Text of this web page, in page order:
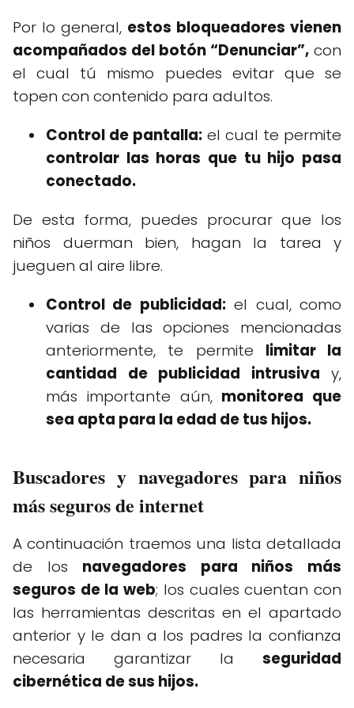
Por lo general, estos bloqueadores vienen
acompañados del botón “Denunciar”, con
el cual tú mismo puedes evitar que se
topen con contenido para adultos.
Control de pantalla: el cual te permite
controlar las horas que tu hijo pasa
conectado.
De esta forma, puedes procurar que los
niños duerman bien, hagan la tarea y
jueguen al aire libre.
Control de publicidad:el cual, como
varias de las opciones mencionadas
anteriormente, te permite limitar la
cantidad de publicidad intrusiva y,
más importante aún, monitorea que
sea apta para la edad de tus hijos.
Buscadores y navegadores para niños
más seguros de internet
A continuación traemos una lista detallada
de los navegadores para niños más
seguros de la web; los cuales cuentan con
las herramientas descritas en el apartado
anterior y le dan a los padres la confianza
necesaria garantizar la seguridad
cibernética de sus hijos.